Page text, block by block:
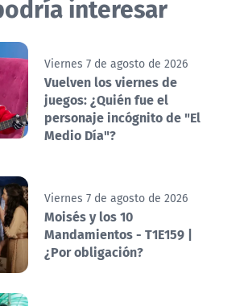
interesar
Viernes 7 de agosto de 2026
Vuelven los viernes de
juegos: ¿Quién fue el
personaje incógnito de "El
Medio Día"?
Viernes 7 de agosto de 2026
Moisés y los 10
Mandamientos - T1E159 |
¿Por obligación?